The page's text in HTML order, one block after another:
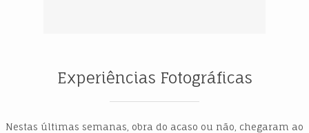
Experiências Fotográficas
Nestas últimas semanas, obra do acaso ou não, chegaram ao